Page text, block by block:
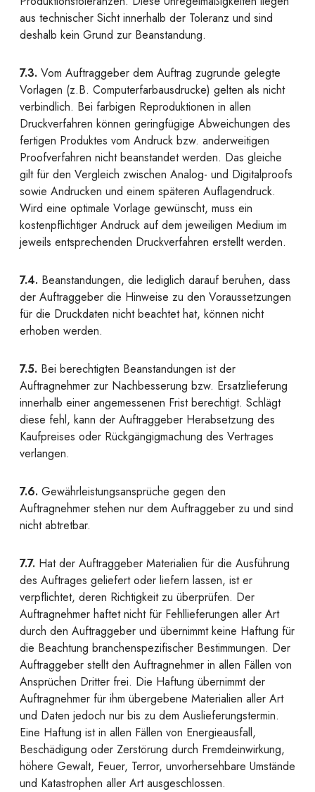
aus technischer Sicht innerhalb der Toleranz und sind
deshalb kein Grund zur Beanstandung.
7.3. Vom Auftraggeber dem Auftrag zugrunde gelegte
Vorlagen (z.B. Computerfarbausdrucke) gelten als nicht
verbindlich. Bei farbigen Reproduktionen in allen
Druckverfahren können geringfügige Abweichungen des
fertigen Produktes vom Andruck bzw. anderweitigen
Proofverfahren nicht beanstandet werden. Das gleiche
gilt für den Vergleich zwischen Analog- und Digitalproofs
sowie Andrucken und einem späteren Auflagendruck.
Wird eine optimale Vorlage gewünscht, muss ein
kostenpflichtiger Andruck auf dem jeweiligen Medium im
jeweils entsprechenden Druckverfahren erstellt werden.
7.4. Beanstandungen, die lediglich darauf beruhen, dass
der Auftraggeber die Hinweise zu den Voraussetzungen
für die Druckdaten nicht beachtet hat, können nicht
erhoben werden.
7.5. Bei berechtigten Beanstandungen ist der
Auftragnehmer zur Nachbesserung bzw. Ersatzlieferung
innerhalb einer angemessenen Frist berechtigt. Schlägt
diese fehl, kann der Auftraggeber Herabsetzung des
Kaufpreises oder Rückgängigmachung des Vertrages
verlangen.
7.6. Gewährleistungsansprüche gegen den
Auftragnehmer stehen nur dem Auftraggeber zu und sind
nicht abtretbar.
7.7. Hat der Auftraggeber Materialien für die Ausführung
des Auftrages geliefert oder liefern lassen, ist er
verpflichtet, deren Richtigkeit zu überprüfen. Der
Auftragnehmer haftet nicht für Fehllieferungen aller Art
durch den Auftraggeber und übernimmt keine Haftung für
die Beachtung branchenspezifischer Bestimmungen. Der
Auftraggeber stellt den Auftragnehmer in allen Fällen von
Ansprüchen Dritter frei. Die Haftung übernimmt der
Auftragnehmer für ihm übergebene Materialien aller Art
und Daten jedoch nur bis zu dem Auslieferungstermin.
Eine Haftung ist in allen Fällen von Energieausfall,
Beschädigung oder Zerstörung durch Fremdeinwirkung,
höhere Gewalt, Feuer, Terror, unvorhersehbare Umstände
und Katastrophen aller Art ausgeschlossen.